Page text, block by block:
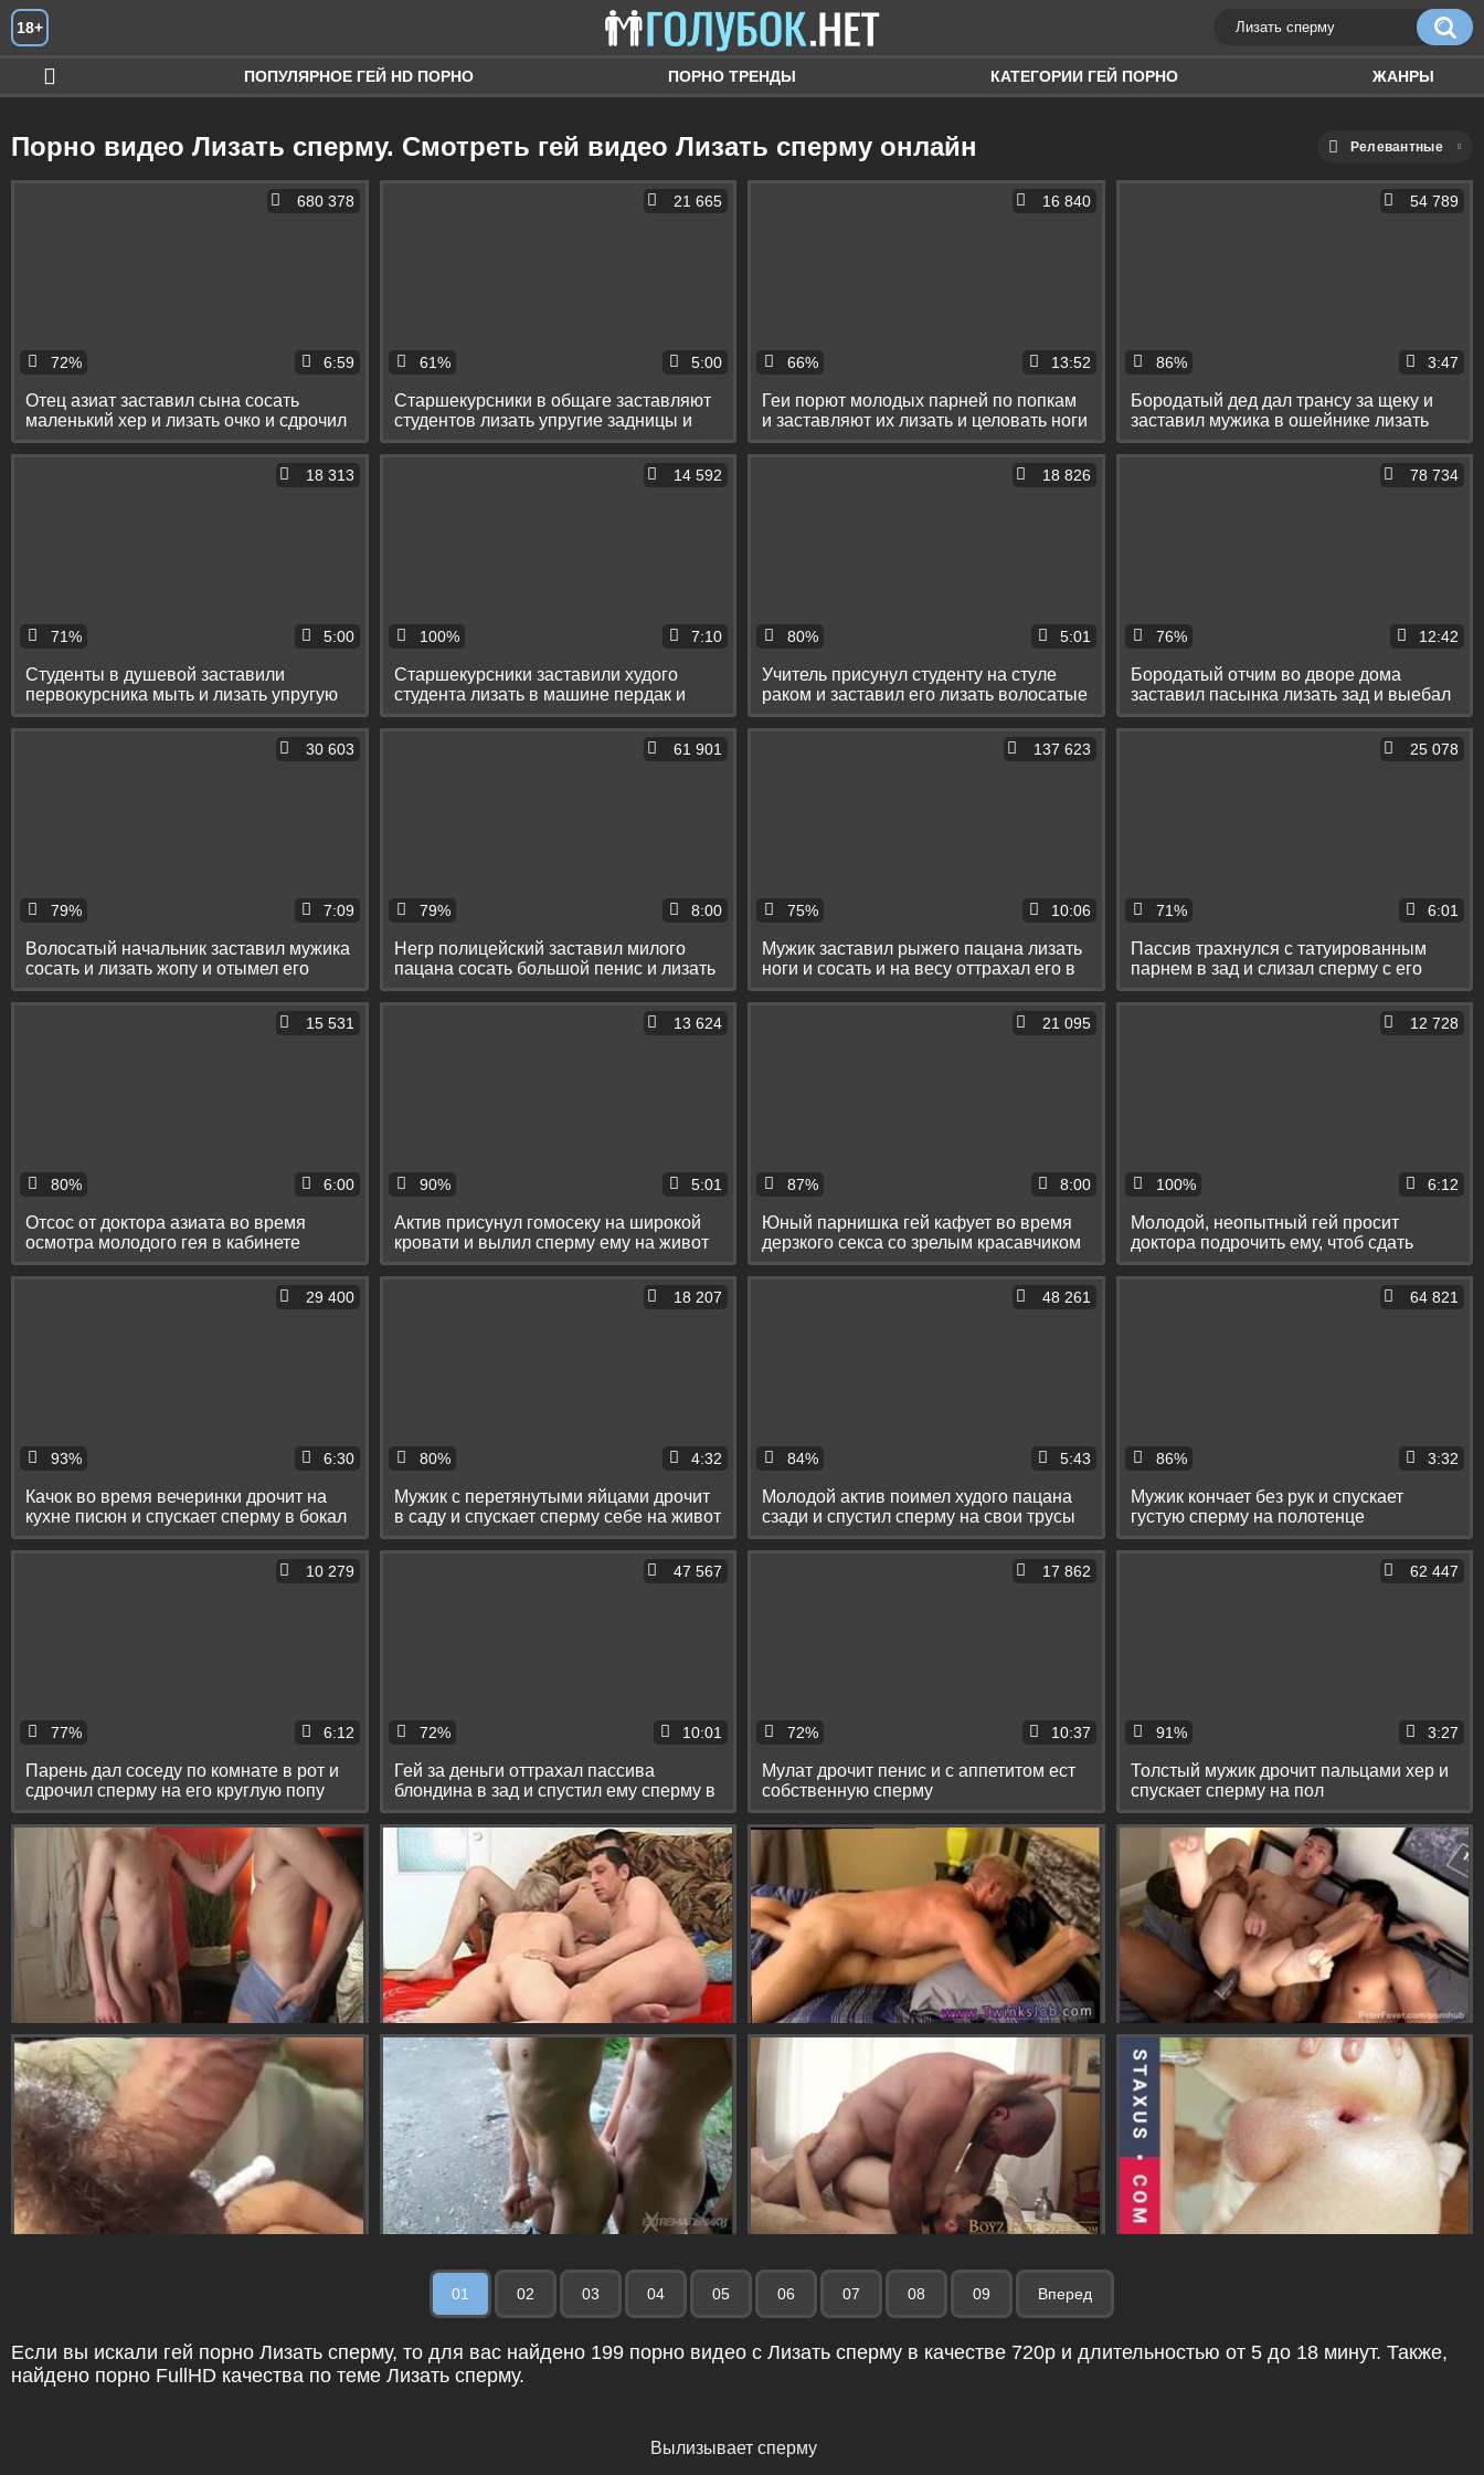
18+
ПОПУЛЯРНОЕ ГЕЙ HD ПОРНО ПОРНО ТРЕНДЫ КАТЕГОРИИ ГЕЙ ПОРНО ЖАНРЫ
Порно видео Лизать сперму. Смотреть гей видео Лизать сперму онлайн Релевантные
72%
680 378
6:59
Отец азиат заставил сына сосать
маленький хер и лизать очко и сдрочил
ему в рот
61%
21 665
5:00
Старшекурсники в общаге заставляют
студентов лизать упругие задницы и
яйца
66%
16 840
13:52
Геи порют молодых парней по попкам
и заставляют их лизать и целовать ноги
86%
54 789
3:47
Бородатый дед дал трансу за щеку и
заставил мужика в ошейнике лизать
пердак
71%
18 313
5:00
Студенты в душевой заставили
первокурсника мыть и лизать упругую
попу друга
100%
14 592
7:10
Старшекурсники заставили худого
студента лизать в машине пердак и
обкончали его
80%
18 826
5:01
Учитель присунул студенту на стуле
раком и заставил его лизать волосатые
яйца
76%
78 734
12:42
Бородатый отчим во дворе дома
заставил пасынка лизать зад и выебал
его в попку
79%
30 603
7:09
Волосатый начальник заставил мужика
сосать и лизать жопу и отымел его
раком
79%
61 901
8:00
Негр полицейский заставил милого
пацана сосать большой пенис и лизать
яйца
75%
137 623
10:06
Мужик заставил рыжего пацана лизать
ноги и сосать и на весу оттрахал его в
анус
71%
25 078
6:01
Пассив трахнулся с татуированным
парнем в зад и слизал сперму с его
живота
80%
15 531
6:00
Отсос от доктора азиата во время
осмотра молодого гея в кабинете
90%
13 624
5:01
Актив присунул гомосеку на широкой
кровати и вылил сперму ему на живот
87%
21 095
8:00
Юный парнишка гей кафует во время
дерзкого секса со зрелым красавчиком
100%
12 728
6:12
Молодой, неопытный гей просит
доктора подрочить ему, чтоб сдать
сперму для донорства
93%
29 400
6:30
Качок во время вечеринки дрочит на
кухне писюн и спускает сперму в бокал
80%
18 207
4:32
Мужик с перетянутыми яйцами дрочит
в саду и спускает сперму себе на живот
84%
48 261
5:43
Молодой актив поимел худого пацана
сзади и спустил сперму на свои трусы
86%
64 821
3:32
Мужик кончает без рук и спускает
густую сперму на полотенце
77%
10 279
6:12
Парень дал соседу по комнате в рот и
сдрочил сперму на его круглую попу
72%
47 567
10:01
Гей за деньги оттрахал пассива
блондина в зад и спустил ему сперму в
рот
72%
17 862
10:37
Мулат дрочит пенис и с аппетитом ест
собственную сперму
91%
62 447
3:27
Толстый мужик дрочит пальцами хер и
спускает сперму на пол
01 02 03 04 05 06 07 08 09 Вперед
Если вы искали гей порно Лизать сперму, то для вас найдено 199 порно видео с Лизать сперму в качестве 720p и длительностью от 5 до 18 минут. Также,
найдено порно FullHD качества по теме Лизать сперму.
Вылизывает сперму